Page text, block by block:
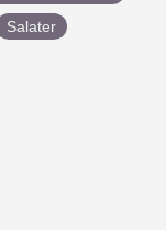
Salater